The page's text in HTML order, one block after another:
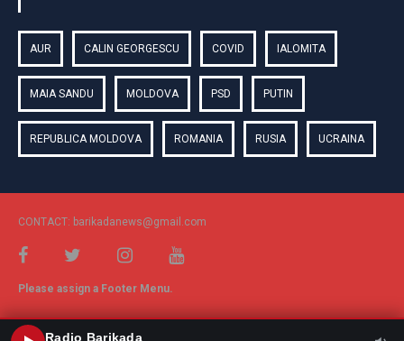
AUR CALIN GEORGESCU COVID IALOMITA
MAIA SANDU MOLDOVA PSD PUTIN
REPUBLICA MOLDOVA ROMANIA RUSIA UCRAINA
CONTACT: barikadanews@gmail.com
Please assign a Footer Menu.
Radio Barikada